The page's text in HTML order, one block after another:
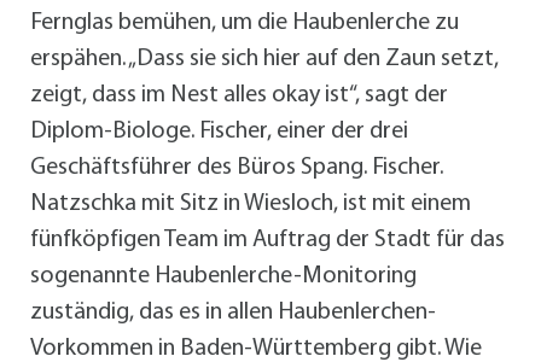
Fernglas bemühen, um die Haubenlerche zu
erspähen. „Dass sie sich hier auf den Zaun setzt,
zeigt, dass im Nest alles okay ist“, sagt der
Diplom-Biologe. Fischer, einer der drei
Geschäftsführer des Büros Spang. Fischer.
Natzschka mit Sitz in Wiesloch, ist mit einem
fünfköpfigen Team im Auftrag der Stadt für das
sogenannte Haubenlerche-Monitoring
zuständig, das es in allen Haubenlerchen-
Vorkommen in Baden-Württemberg gibt. Wie